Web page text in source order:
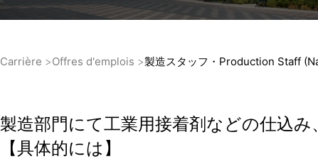
Carrière Offres d'emplois 製造スタッフ・Production Staff
製造部門にて工業用接着剤などの仕込み
【具体的には】